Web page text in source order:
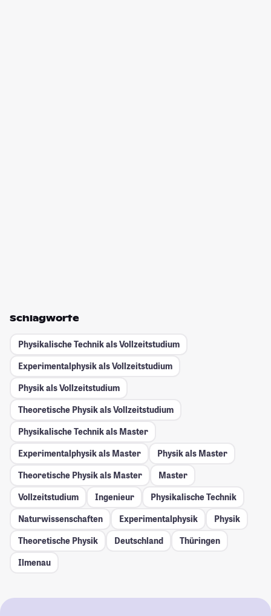
Schlagworte
Physikalische Technik als Vollzeitstudium
Experimentalphysik als Vollzeitstudium
Physik als Vollzeitstudium
Theoretische Physik als Vollzeitstudium
Physikalische Technik als Master
Experimentalphysik als Master
Physik als Master
Theoretische Physik als Master
Master
Vollzeitstudium
Ingenieur
Physikalische Technik
Naturwissenschaften
Experimentalphysik
Physik
Theoretische Physik
Deutschland
Thüringen
Ilmenau